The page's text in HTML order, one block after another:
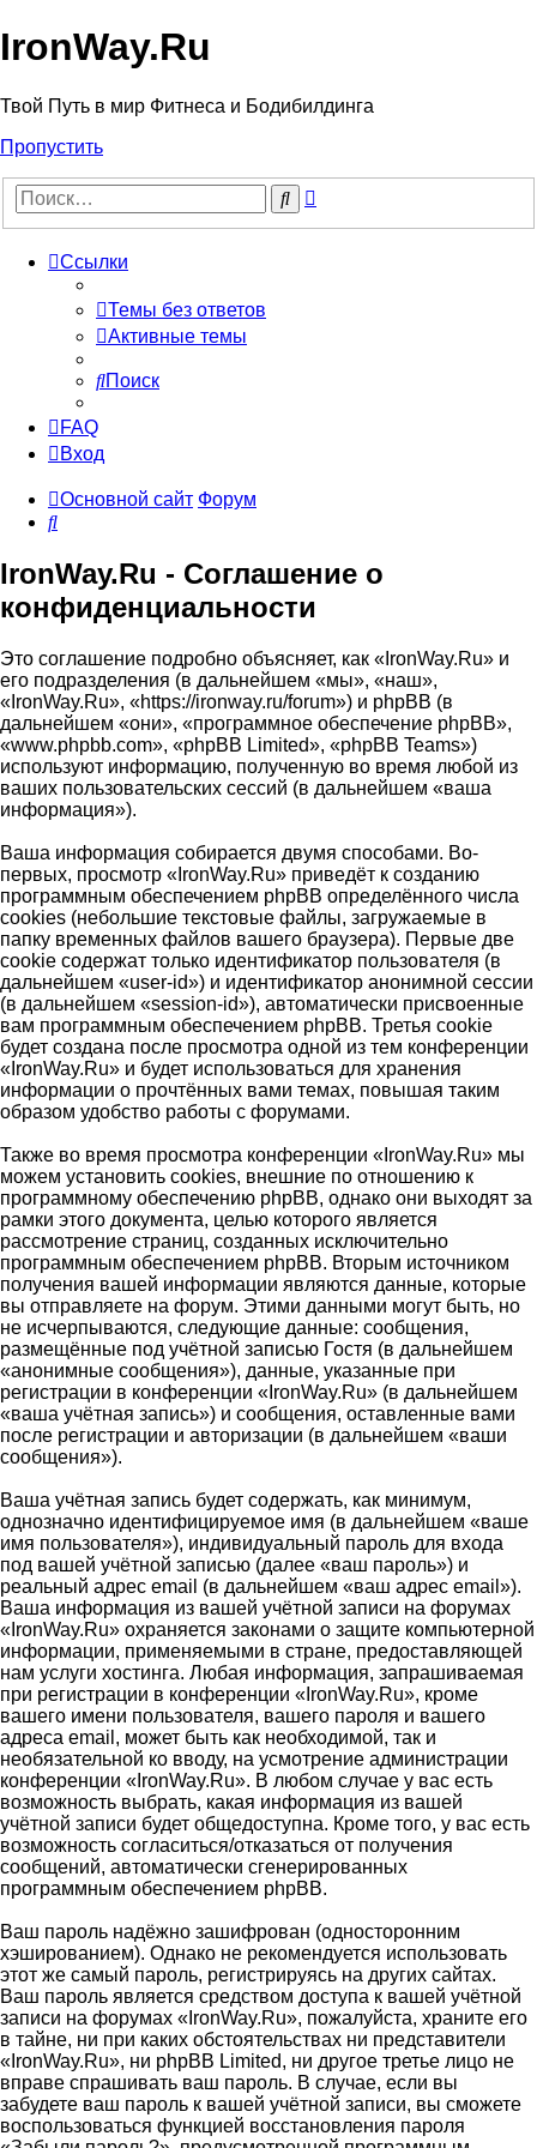
IronWay.Ru
Твой Путь в мир Фитнеса и Бодибилдинга
Пропустить
Поиск
Ссылки
Темы без ответов
Активные темы
Поиск
FAQ
Вход
Основной сайт Форум
Поиск
IronWay.Ru - Соглашение о
конфиденциальности
Это соглашение подробно объясняет, как «IronWay.Ru» и
его подразделения (в дальнейшем «мы», «наш»,
«IronWay.Ru», «https://ironway.ru/forum») и phpBB (в
дальнейшем «они», «программное обеспечение phpBB»,
«www.phpbb.com», «phpBB Limited», «phpBB Teams»)
используют информацию, полученную во время любой из
ваших пользовательских сессий (в дальнейшем «ваша
информация»).
Ваша информация собирается двумя способами. Во-
первых, просмотр «IronWay.Ru» приведёт к созданию
программным обеспечением phpBB определённого числа
cookies (небольшие текстовые файлы, загружаемые в
папку временных файлов вашего браузера). Первые две
cookie содержат только идентификатор пользователя (в
дальнейшем «user-id») и идентификатор анонимной сессии
(в дальнейшем «session-id»), автоматически присвоенные
вам программным обеспечением phpBB. Третья cookie
будет создана после просмотра одной из тем конференции
«IronWay.Ru» и будет использоваться для хранения
информации о прочтённых вами темах, повышая таким
образом удобство работы с форумами.
Также во время просмотра конференции «IronWay.Ru» мы
можем установить cookies, внешние по отношению к
программному обеспечению phpBB, однако они выходят за
рамки этого документа, целью которого является
рассмотрение страниц, созданных исключительно
программным обеспечением phpBB. Вторым источником
получения вашей информации являются данные, которые
вы отправляете на форум. Этими данными могут быть, но
не исчерпываются, следующие данные: сообщения,
размещённые под учётной записью Гостя (в дальнейшем
«анонимные сообщения»), данные, указанные при
регистрации в конференции «IronWay.Ru» (в дальнейшем
«ваша учётная запись») и сообщения, оставленные вами
после регистрации и авторизации (в дальнейшем «ваши
сообщения»).
Ваша учётная запись будет содержать, как минимум,
однозначно идентифицируемое имя (в дальнейшем «ваше
имя пользователя»), индивидуальный пароль для входа
под вашей учётной записью (далее «ваш пароль») и
реальный адрес email (в дальнейшем «ваш адрес email»).
Ваша информация из вашей учётной записи на форумах
«IronWay.Ru» охраняется законами о защите компьютерной
информации, применяемыми в стране, предоставляющей
нам услуги хостинга. Любая информация, запрашиваемая
при регистрации в конференции «IronWay.Ru», кроме
вашего имени пользователя, вашего пароля и вашего
адреса email, может быть как необходимой, так и
необязательной ко вводу, на усмотрение администрации
конференции «IronWay.Ru». В любом случае у вас есть
возможность выбрать, какая информация из вашей
учётной записи будет общедоступна. Кроме того, у вас есть
возможность согласиться/отказаться от получения
сообщений, автоматически сгенерированных
программным обеспечением phpBB.
Ваш пароль надёжно зашифрован (односторонним
хэшированием). Однако не рекомендуется использовать
этот же самый пароль, регистрируясь на других сайтах.
Ваш пароль является средством доступа к вашей учётной
записи на форумах «IronWay.Ru», пожалуйста, храните его
в тайне, ни при каких обстоятельствах ни представители
«IronWay.Ru», ни phpBB Limited, ни другое третье лицо не
вправе спрашивать ваш пароль. В случае, если вы
забудете ваш пароль к вашей учётной записи, вы сможете
воспользоваться функцией восстановления пароля